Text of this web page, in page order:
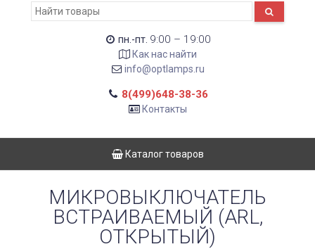
пн.-пт. 9:00 – 19:00
Как нас найти
info@optlamps.ru
8(499)648-38-36
Контакты
Каталог товаров
МИКРОВЫКЛЮЧАТЕЛЬ
ВСТРАИВАЕМЫЙ (ARL,
ОТКРЫТЫЙ)